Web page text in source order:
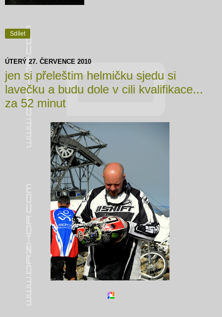
Sdílet
ÚTERÝ 27. ČERVENCE 2010
jen si přeleštim helmičku sjedu si
lavečku a budu dole v cili kvalifikace...
za 52 minut